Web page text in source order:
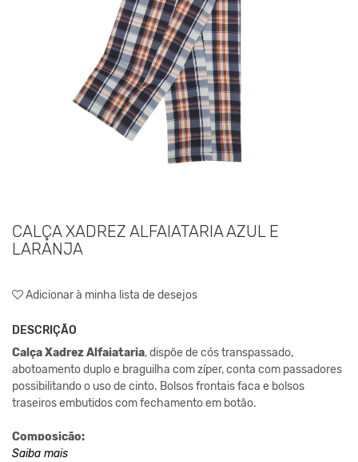
CALÇA XADREZ ALFAIATARIA AZUL E
LARANJA
Adicionar à minha lista de desejos
DESCRIÇÃO
Calça Xadrez Alfaiataria, dispõe de cós transpassado,
abotoamento duplo e braguilha com zíper, conta com passadores
possibilitando o uso de cinto. Bolsos frontais faca e bolsos
traseiros embutidos com fechamento em botão.
Composição:
Saiba mais